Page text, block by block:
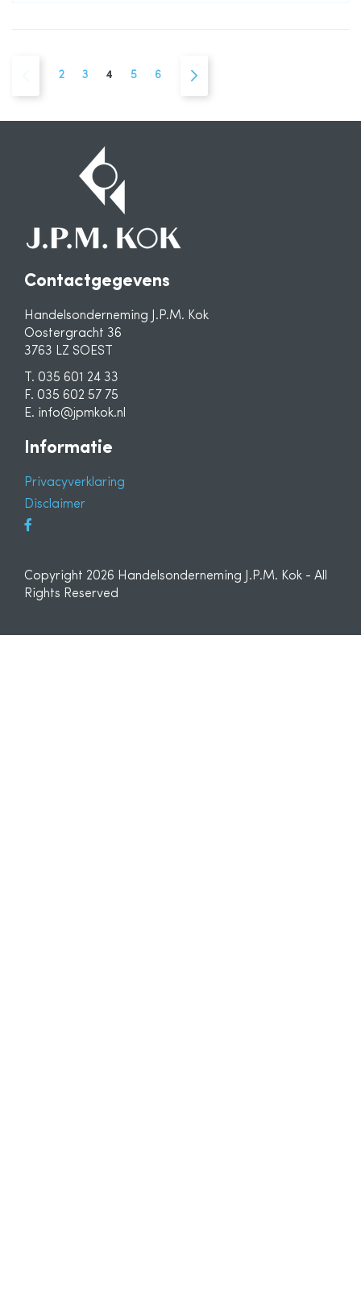
Pagina
VorigePagina
2 Pagina
3 U lees momenteel pagina
4 Pagina
5 Pagina
6
Contactgegevens
Handelsonderneming J.P.M. Kok
Oostergracht 36
3763 LZ SOEST
T. 035 601 24 33
F. 035 602 57 75
E. info@jpmkok.nl
Informatie
Privacyverklaring
Disclaimer
Copyright 2026 Handelsonderneming J.P.M. Kok - All
Rights Reserved